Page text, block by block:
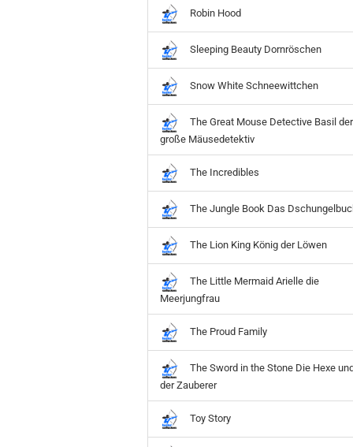
Robin Hood
Sleeping Beauty Dornröschen
Snow White Schneewittchen
The Great Mouse Detective Basil der
große Mäusedetektiv
The Incredibles
The Jungle Book Das
The Lion King König der Löwen
The Little Mermaid Arielle die
Meerjungfrau
The Proud Family
The Sword in the Stone Die Hexe
der Zauberer
Toy Story